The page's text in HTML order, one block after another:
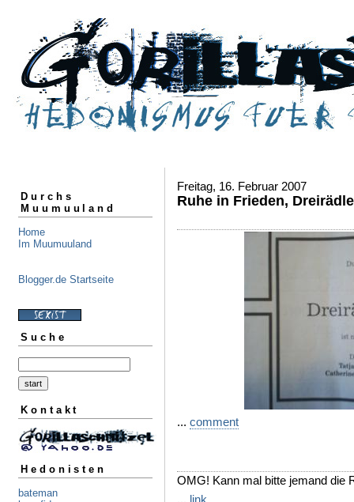
Durchs
Muumuuland
Home
Im Muumuuland
Blogger.de Startseite
Suche
Kontakt
Hedonisten
bateman
Freitag, 16. Februar 2007
Ruhe in Frieden,
... comment
OMG! Kann mal bitte jemand die
... link